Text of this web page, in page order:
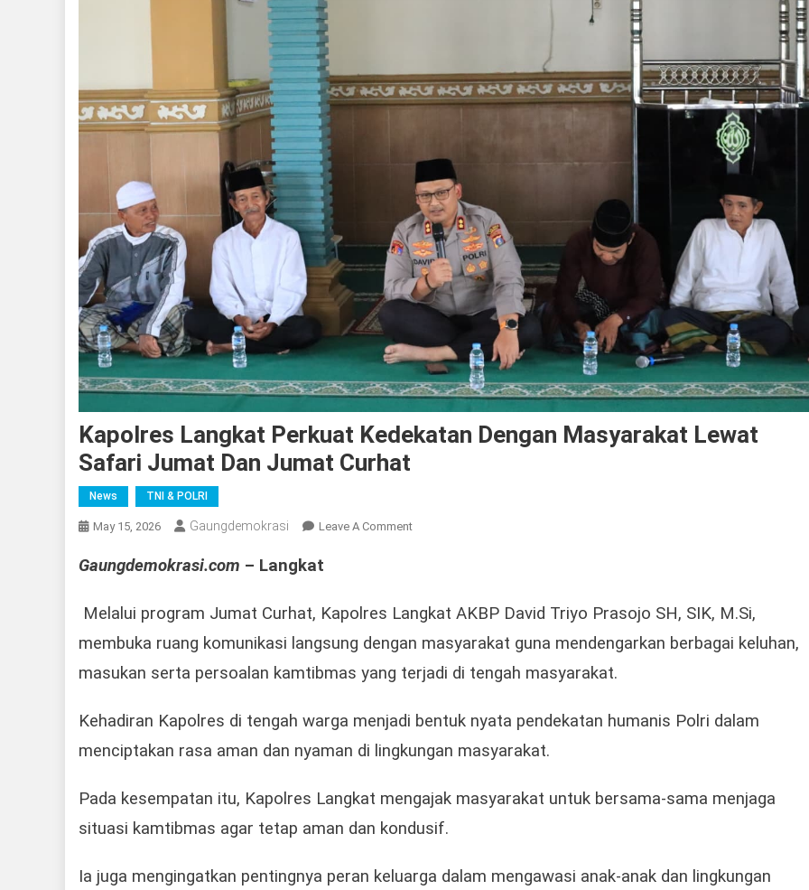
Kapolres Langkat Perkuat Kedekatan Dengan Masyarakat Lewat
Safari Jumat Dan Jumat Curhat
News TNI & POLRI
May 15, 2026 Gaungdemokrasi Leave A CommentOn
Kedekatan
Masyarakat
Lewat
Jumat
Jumat
Gaungdemokrasi.com – Langkat
Melalui program Jumat Curhat, Kapolres Langkat AKBP David Triyo Prasojo SH, SIK, M.Si,
membuka ruang komunikasi langsung dengan masyarakat guna mendengarkan berbagai keluhan,
masukan serta persoalan kamtibmas yang terjadi di tengah masyarakat.
Kehadiran Kapolres di tengah warga menjadi bentuk nyata pendekatan humanis Polri dalam
menciptakan rasa aman dan nyaman di lingkungan masyarakat.
Pada kesempatan itu, Kapolres Langkat mengajak masyarakat untuk bersama-sama menjaga
situasi kamtibmas agar tetap aman dan kondusif.
Ia juga mengingatkan pentingnya peran keluarga dalam mengawasi anak-anak dan lingkungan